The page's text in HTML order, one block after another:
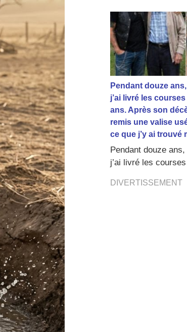
Pendant douze
j’ai livré les
ans. Après son
remis une valise
ce que j’y ai trouvé
Pendant douze
j’ai livré les
DIVERTISSEMENT